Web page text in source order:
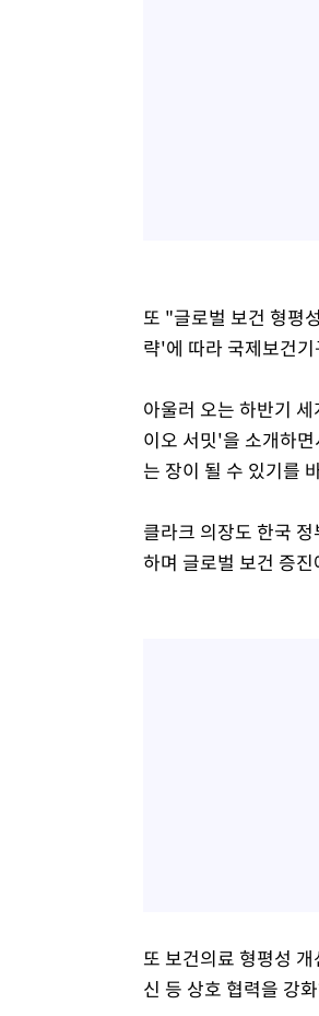
또 "글로벌 보건 형평
략'에 따라 국제보건
아울러 오는 하반기
이오 서밋'을 소개하
는 장이 될 수 있기를
클라크 의장도 한국
하며 글로벌 보건 증
또 보건의료 형평성
신 등 상호 협력을 강